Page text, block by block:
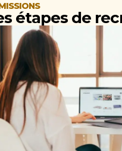
étapes de